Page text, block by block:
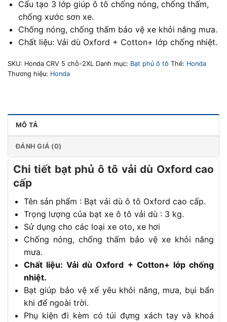
Cấu tạo 3 lớp giúp ô tô chống nóng, chống thấm,
chống xước sơn xe.
Chống nóng, chống thấm bảo vệ xe khỏi nắng mưa.
Chất liệu: Vải dù Oxford + Cotton+ lớp chống nhiệt.
SKU: Honda CRV 5 chỗ-2XL Danh mục: Bạt phủ ô tô Thẻ: Honda
Thương hiệu: Honda
MÔ TẢ
ĐÁNH GIÁ (0)
Chi tiết bạt phủ ô tô vải dù Oxford cao
cấp
Tên sản phẩm : Bạt vải dù ô tô Oxford cao cấp.
Trọng lượng của bạt xe ô tô vải dù : 3 kg.
Sử dụng cho các loại xe oto, xe hơi
Chống nóng, chống thấm bảo vệ xe khỏi nắng
mưa.
Chất liệu: Vải dù Oxford + Cotton+ lớp chống
nhiệt.
Bạt giúp bảo vệ xế yêu khỏi nắng, mưa, bụi bẩn
khi để ngoài trời.
Phụ kiện đi kèm có túi đựng xách tay và khoá